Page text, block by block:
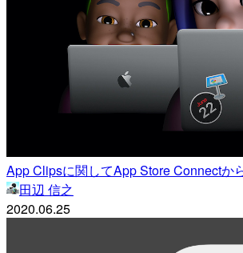
App Clipsに関してApp Store Connectか
田辺 信之
2020.06.25